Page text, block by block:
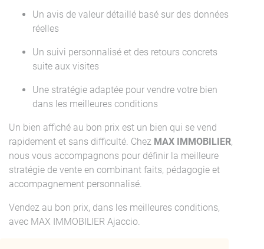
Un avis de valeur détaillé basé sur des données
réelles
Un suivi personnalisé et des retours concrets
suite aux visites
Une stratégie adaptée pour vendre votre bien
dans les meilleures conditions
Un bien affiché au bon prix est un bien qui se vend
rapidement et sans difficulté. Chez MAX IMMOBILIER,
nous vous accompagnons pour définir la meilleure
stratégie de vente en combinant faits, pédagogie et
accompagnement personnalisé.
Vendez au bon prix, dans les meilleures conditions,
avec MAX IMMOBILIER Ajaccio.